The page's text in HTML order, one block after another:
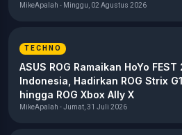
MikeApalah - Minggu, 02 Agustus 2026
TECHNO
ASUS ROG Ramaikan HoYo
Indonesia, Hadirkan ROG Strix
hingga ROG Xbox Ally X
MikeApalah - Jumat, 31 Juli 2026